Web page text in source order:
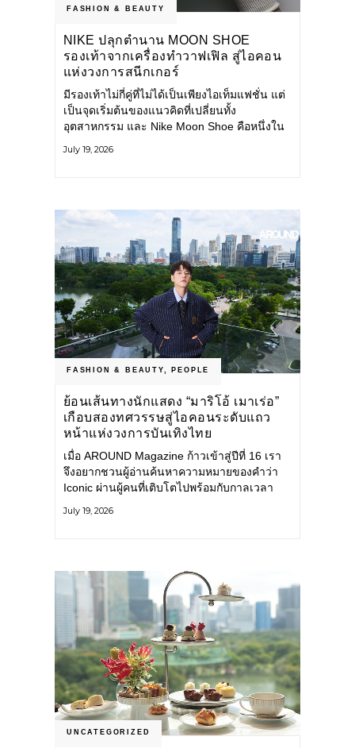
FASHION & BEAUTY
NIKE ปลุกตำนาน MOON SHOE
รองเท้าจากเครื่องทำวาฟเฟิล สู่ไอคอน
แห่งวงการสนีกเกอร์
มีรองเท้าไม่กี่คู่ที่ไม่ได้เป็นเพียงไอเท็มแฟชั่น แต่
เป็นจุดเริ่มต้นของแนวคิดที่เปลี่ยนทั้ง
อุตสาหกรรม และ Nike Moon Shoe คือหนึ่งใน
ศตวรรษก่อน กำลังกลับมาอีกครั้ง พร้อมพาเรื่อง
July 19, 2026
FASHION & BEAUTY, PEOPLE
ย้อนเส้นทางนักแสดง “มาริโอ้ เมาเร่อ”
เกือบสองทศวรรษสู่ไอคอนระดับแถว
หน้าแห่งวงการบันเทิงไทย
เมื่อ AROUND Magazine ก้าวเข้าสู่ปีที่ 16 เรา
จึงอยากชวนผู้อ่านค้นหาความหมายของคำว่า
Iconic ผ่านผู้คนที่เติบโตไปพร้อมกับกาลเวลา
คือ มาริโอ้ เมาเร่อ
July 19, 2026
UNCATEGORIZED